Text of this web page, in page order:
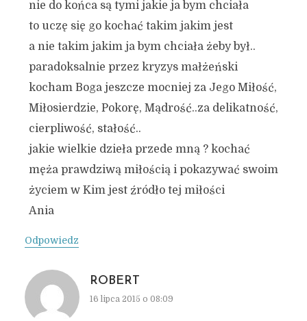
nie do końca są tymi jakie ja bym chciała
to uczę się go kochać takim jakim jest
a nie takim jakim ja bym chciała żeby był..
paradoksalnie przez kryzys małżeński
kocham Boga jeszcze mocniej za Jego Miłość,
Miłosierdzie, Pokorę, Mądrość..za delikatność,
cierpliwość, stałość..
jakie wielkie dzieła przede mną ? kochać
męża prawdziwą miłością i pokazywać swoim
życiem w Kim jest źródło tej miłości
Ania
Odpowiedz
ROBERT
16 lipca 2015 o 08:09